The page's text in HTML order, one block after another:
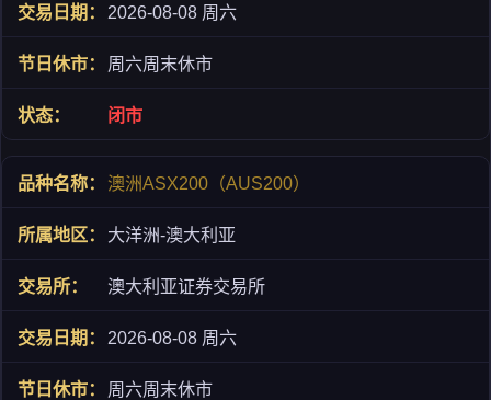
2026-08-08 周六
周六周末休市
闭市
澳洲ASX200（AUS200）
大洋洲-澳大利亚
澳大利亚证券交易所
2026-08-08 周六
周六周末休市